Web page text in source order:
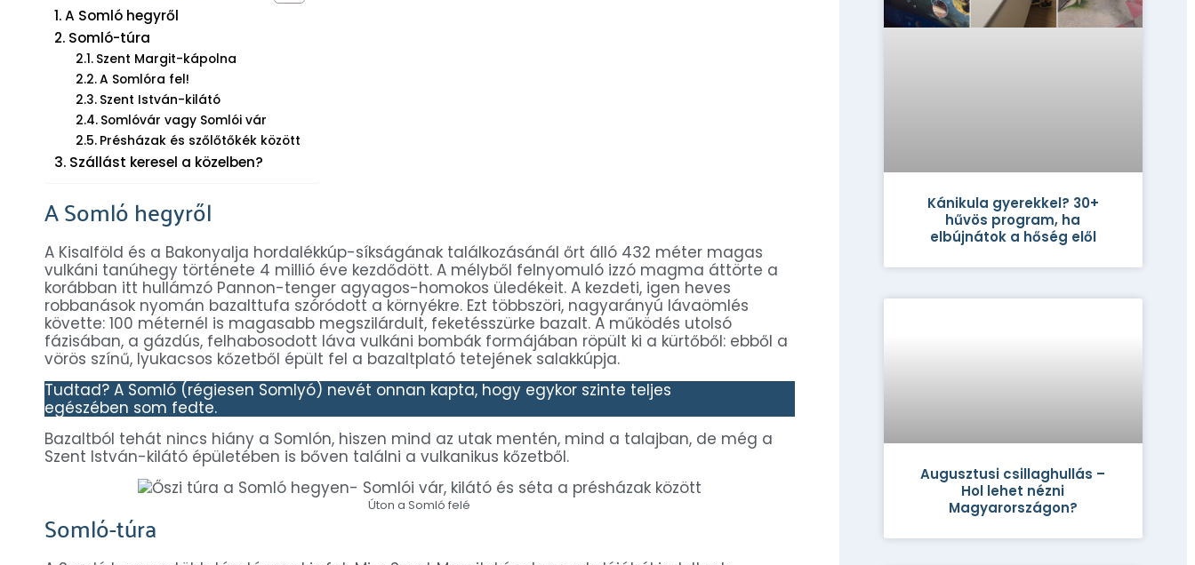
A Somló hegyről
Somló-túra
Szent Margit-kápolna
A Somlóra fel!
Szent István-kilátó
Somlóvár vagy Somlói vár
Présházak és szőlőtőkék között
Szállást keresel a közelben?
A Somló hegyről
A Kisalföld és a Bakonyalja hordalékkúp-síkságának találkozásánál őrt álló 432 méter magas
vulkáni tanúhegy története 4 millió éve kezdődött. A mélyből felnyomuló izzó magma áttörte a
korábban itt hullámzó Pannon-tenger agyagos-homokos üledékeit. A kezdeti, igen heves
robbanások nyomán bazalttufa szóródott a környékre. Ezt többszöri, nagyarányú lávaömlés
követte: 100 méternél is magasabb megszilárdult, feketésszürke bazalt. A működés utolsó
fázisában, a gázdús, felhabosodott láva vulkáni bombák formájában röpült ki a kürtőből: ebből a
vörös színű, lyukacsos kőzetből épült fel a bazaltplató tetejének salakkúpja.
Tudtad? A Somló (régiesen Somlyó) nevét onnan kapta, hogy egykor szinte teljes
egészében som fedte.
Bazaltból tehát nincs hiány a Somlón, hiszen mind az utak mentén, mind a talajban, de még a
Szent István-kilátó épületében is bőven találni a vulkanikus kőzetből.
Úton a Somló felé
Somló-túra
Kánikula gyerekkel? 30+
hűvös program, ha
elbújnátok a hőség elől
Augusztusi csillaghullás –
Hol lehet nézni
Magyarországon?